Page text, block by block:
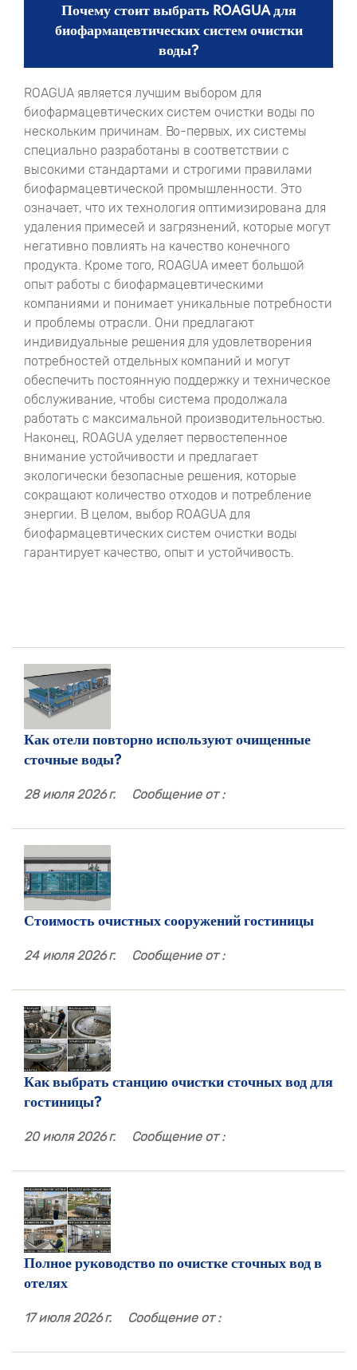
Почему стоит выбрать ROAGUA для
биофармацевтических систем очистки
воды?
ROAGUA является лучшим выбором для
биофармацевтических систем очистки воды по
нескольким причинам. Во-первых, их системы
специально разработаны в соответствии с
высокими стандартами и строгими правилами
биофармацевтической промышленности. Это
означает, что их технология оптимизирована для
удаления примесей и загрязнений, которые могут
негативно повлиять на качество конечного
продукта. Кроме того, ROAGUA имеет большой
опыт работы с биофармацевтическими
компаниями и понимает уникальные потребности
и проблемы отрасли. Они предлагают
индивидуальные решения для удовлетворения
потребностей отдельных компаний и могут
обеспечить постоянную поддержку и техническое
обслуживание, чтобы система продолжала
работать с максимальной производительностью.
Наконец, ROAGUA уделяет первостепенное
внимание устойчивости и предлагает
экологически безопасные решения, которые
сокращают количество отходов и потребление
энергии. В целом, выбор ROAGUA для
биофармацевтических систем очистки воды
гарантирует качество, опыт и устойчивость.
Как отели повторно используют очищенные
сточные воды?
28 июля 2026 г. Сообщение от :
Стоимость очистных сооружений гостиницы
24 июля 2026 г. Сообщение от :
Как выбрать станцию ​​очистки сточных вод для
гостиницы?
20 июля 2026 г. Сообщение от :
Полное руководство по очистке сточных вод в
отелях
17 июля 2026 г. Сообщение от :